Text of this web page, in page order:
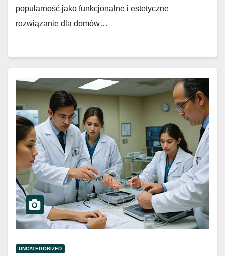
popularność jako funkcjonalne i estetyczne
rozwiązanie dla domów…
UNCATEGORIZED